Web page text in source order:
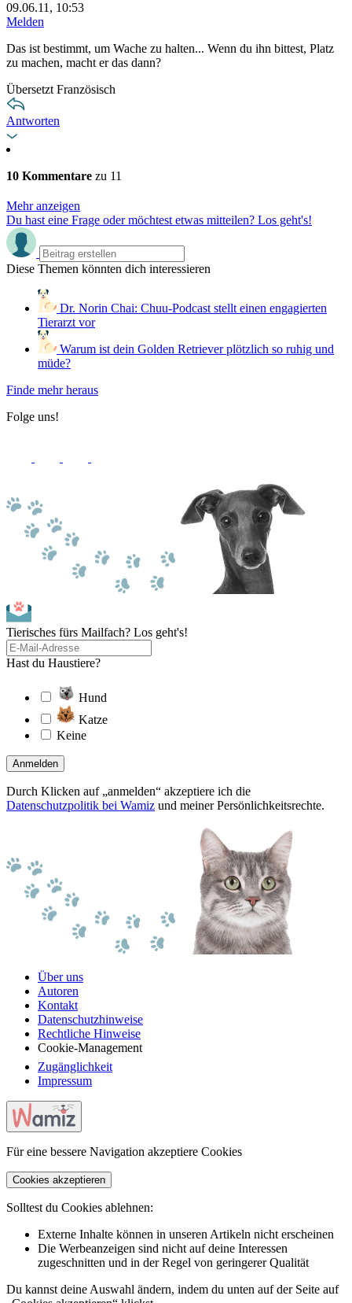
09.06.11, 10:53
Melden
Das ist bestimmt, um Wache zu halten... Wenn du ihn bittest, Platz
zu machen, macht er das dann?
Übersetzt Französisch
Antworten
10 Kommentare zu 11
Mehr anzeigen
Du hast eine Frage oder möchtest etwas mitteilen? Los geht's!
Diese Themen könnten dich interessieren
Dr. Norin Chai: Chuu-Podcast stellt einen engagierten
Tierarzt vor
Warum ist dein Golden Retriever plötzlich so ruhig und
müde?
Finde mehr heraus
Folge uns!
Tierisches fürs Mailfach? Los geht's!
Hast du Haustiere?
Hund
Katze
Keine
Anmelden
Durch Klicken auf „anmelden“ akzeptiere ich die
Datenschutzpolitik bei Wamiz und meiner Persönlichkeitsrechte.
Über uns
Autoren
Kontakt
Datenschutzhinweise
Rechtliche Hinweise
Cookie-Management
Zugänglichkeit
Impressum
Für eine bessere Navigation akzeptiere Cookies
Cookies akzeptieren
Solltest du Cookies ablehnen:
Externe Inhalte können in unseren Artikeln nicht erscheinen
Die Werbeanzeigen sind nicht auf deine Interessen
zugeschnitten und in der Regel von geringerer Qualität
Du kannst deine Auswahl ändern, indem du unten auf der Seite auf